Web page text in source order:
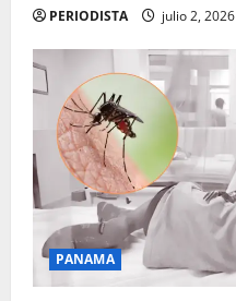
PERIODISTA julio 2, 2026
PANAMA